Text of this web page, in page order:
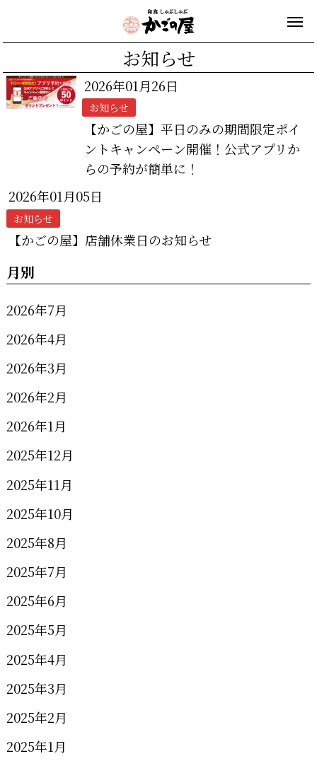
お知らせ
2026年01月26日
お知らせ
【かごの屋】平日のみの期間限定ポイ
ントキャンペーン開催！公式アプリか
らの予約が簡単に！
2026年01月05日
お知らせ
【かごの屋】店舗休業日のお知らせ
月別
2026年7月
2026年4月
2026年3月
2026年2月
2026年1月
2025年12月
2025年11月
2025年10月
2025年8月
2025年7月
2025年6月
2025年5月
2025年4月
2025年3月
2025年2月
2025年1月